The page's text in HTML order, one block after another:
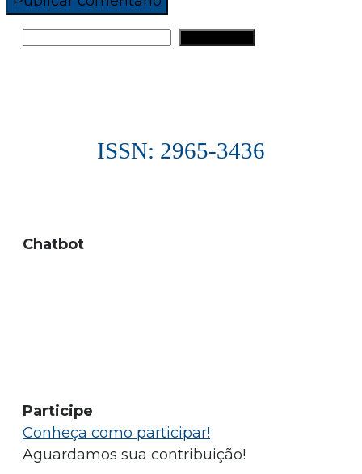
ISSN: 2965-3436
Chatbot
Participe
Conheça como participar!
Aguardamos sua contribuição!